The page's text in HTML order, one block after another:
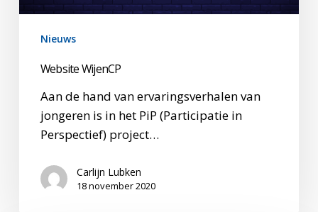
Nieuws
Website WijenCP
Aan de hand van ervaringsverhalen van
jongeren is in het PiP (Participatie in
Perspectief) project…
Carlijn Lubken
18 november 2020